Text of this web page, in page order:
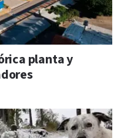
planta y